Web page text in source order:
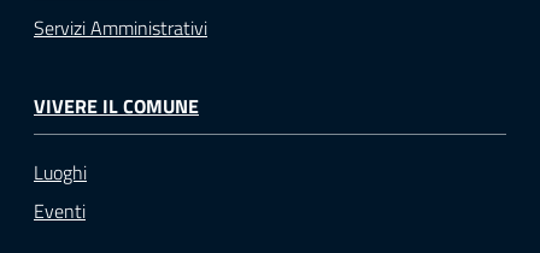
Servizi Amministrativi
VIVERE IL COMUNE
Luoghi
Eventi